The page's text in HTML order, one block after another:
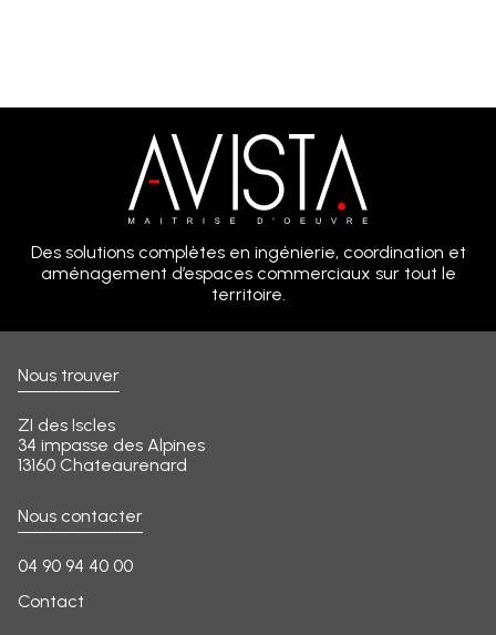
Des solutions complètes en ingénierie, coordination et
aménagement d’espaces commerciaux sur tout le
territoire.
Nous trouver
ZI des Iscles
34 impasse des Alpines
13160 Chateaurenard
Nous contacter
04 90 94 40 00
Contact